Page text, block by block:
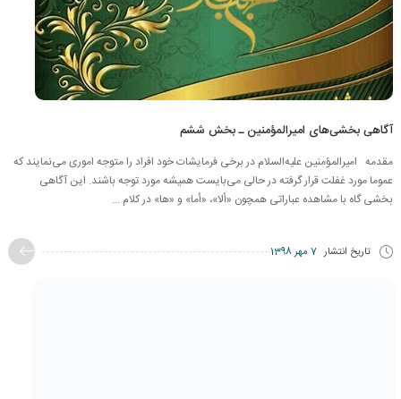
آگاهی بخشی‌های امیرالمؤمنین ـ بخش ششم
مقدمه امیرالمؤمنین علیه‌السلام در برخی فرمایشات خود افراد را متوجه اموری می‌نمایند که
عموما مورد غفلت قرار گرفته در حالی می‌بایست همیشه مورد توجه باشند. این آگاهی
بخشی گاه با مشاهده عباراتی همچون «ألا»، «أما» و «ها» در کلام ...
تاریخ انتشار 7 مهر 1398